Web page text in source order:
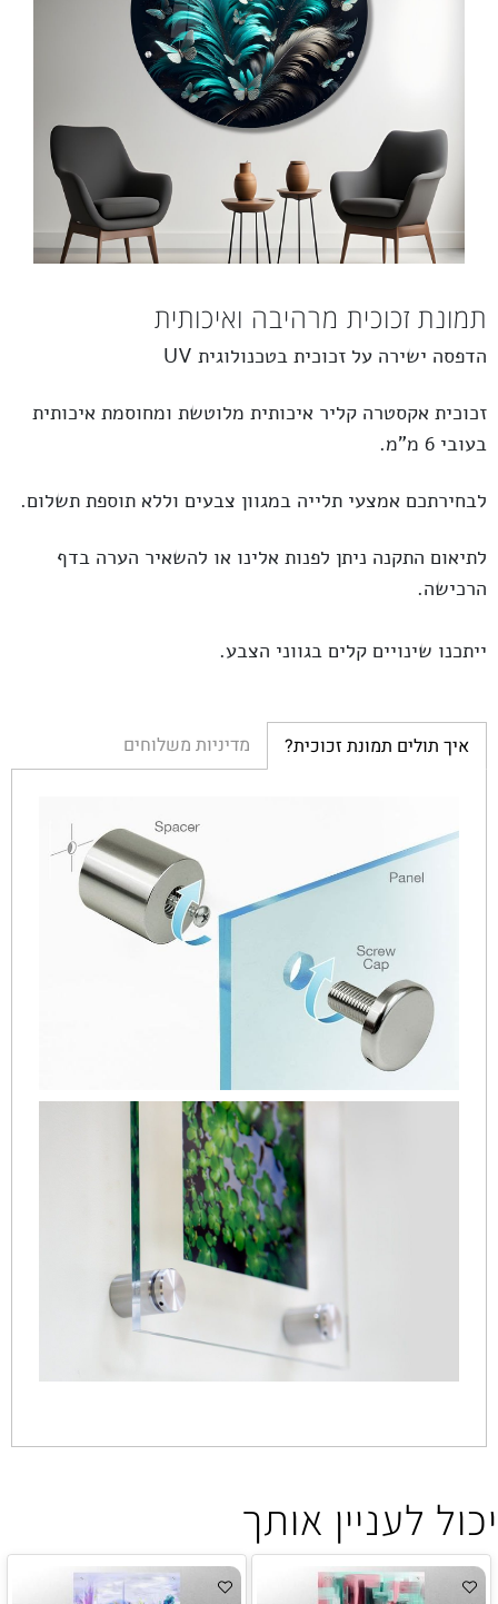
תמונת זכוכית מרהיבה ואיכותית
הדפסה ישירה על זכוכית בטכנולוגית UV
זכוכית אקסטרה קליר איכותית מלוטשת ומחוסמת איכותית
בעובי 6 מ”מ.
לבחירתכם אמצעי תלייה במגוון צבעים וללא תוספת תשלום.
לתיאום התקנה ניתן לפנות אלינו או להשאיר הערה בדף
הרכישה.
ייתכנו שינויים קלים בגווני הצבע.
איך תולים תמונת זכוכית? מדיניות משלוחים
יכול לעניין אותך